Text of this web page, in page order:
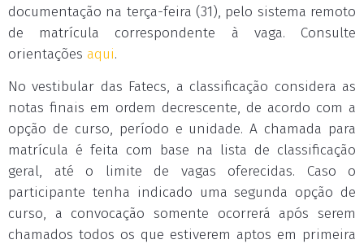
documentação na terça-feira (31), pelo sistema remoto
de matrícula correspondente à vaga. Consulte
orientações aqui.
No vestibular das Fatecs, a classificação considera as
notas finais em ordem decrescente, de acordo com a
opção de curso, período e unidade. A chamada para
matrícula é feita com base na lista de classificação
geral, até o limite de vagas oferecidas. Caso o
participante tenha indicado uma segunda opção de
curso, a convocação somente ocorrerá após serem
chamados todos os que estiverem aptos em primeira